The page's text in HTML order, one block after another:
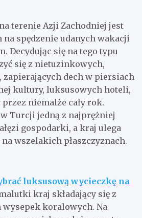
terenie Azji Zachodniej jest
spędzenie udanych wakacji
Decydując się na tego typu
się z nietuzinkowych,
zapierających dech w piersiach
kultury, luksusowych hoteli,
niemalże cały rok.
Turcji jedną z najprężniej
gospodarki, a kraj ulega
wszelakich płaszczyznach.
luksusową wycieczkę na
kraj składający się z
wysepek koralowych. Na